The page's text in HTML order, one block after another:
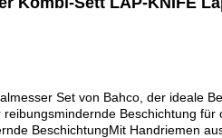
Set von Bahco, der ideale
Beschichtung
BeschichtungMit Handriemen